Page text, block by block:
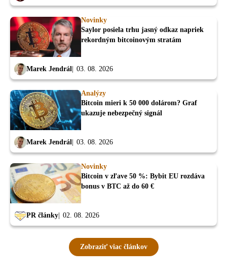
Novinky
Saylor posiela trhu jasný odkaz napriek
rekordným bitcoinovým stratám
Marek Jendrál 03. 08. 2026
Analýzy
Bitcoin mieri k 50 000 dolárom? Graf
ukazuje nebezpečný signál
Marek Jendrál 03. 08. 2026
Novinky
Bitcoin v zľave 50 %: Bybit EU rozdáva
bonus v BTC až do 60 €
PR články 02. 08. 2026
Zobraziť viac článkov